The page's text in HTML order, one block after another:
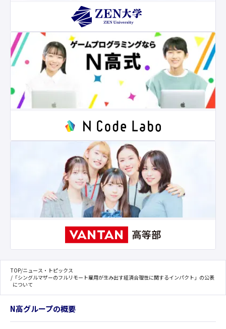
TOP/ニュース・トピックス
/ 「シングルマザーのフルリモート雇用が生み出す経済合理性に関するインパクト」の公表
について
N高グループの概要